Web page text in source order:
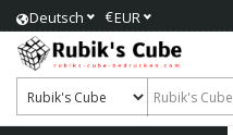
Deutsch €EUR